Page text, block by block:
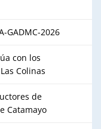
GADMC-2026
con los
Colinas
de
Catamayo